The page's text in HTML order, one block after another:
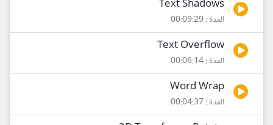
Text Shadows
المدة : 00:09:29
Text Overflow
المدة : 00:06:14
Word Wrap
المدة : 00:04:37